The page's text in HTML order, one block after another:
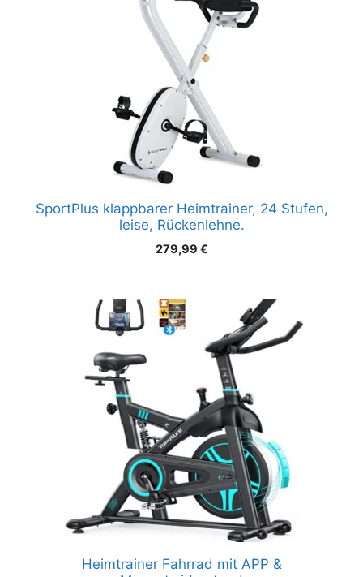
SportPlus klappbarer Heimtrainer, 24 Stufen,
leise, Rückenlehne.
279,99 €
Heimtrainer Fahrrad mit APP &